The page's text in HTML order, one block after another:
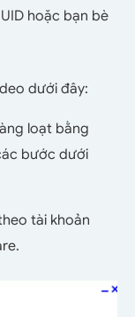
hoặc bạn bè
dưới đây:
loạt bằng
bước dưới
tài khoản